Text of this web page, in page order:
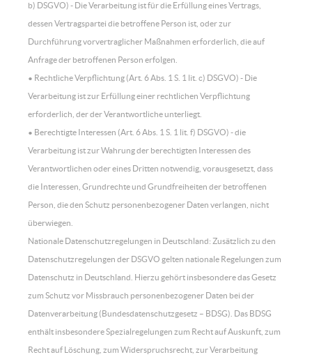
b) DSGVO) - Die Verarbeitung ist für die Erfüllung eines Vertrags,
dessen Vertragspartei die betroffene Person ist, oder zur
Durchführung vorvertraglicher Maßnahmen erforderlich, die auf
Anfrage der betroffenen Person erfolgen.
• Rechtliche Verpflichtung (Art. 6 Abs. 1 S. 1 lit. c) DSGVO) - Die
Verarbeitung ist zur Erfüllung einer rechtlichen Verpflichtung
erforderlich, der der Verantwortliche unterliegt.
• Berechtigte Interessen (Art. 6 Abs. 1 S. 1 lit. f) DSGVO) - die
Verarbeitung ist zur Wahrung der berechtigten Interessen des
Verantwortlichen oder eines Dritten notwendig, vorausgesetzt, dass
die Interessen, Grundrechte und Grundfreiheiten der betroffenen
Person, die den Schutz personenbezogener Daten verlangen, nicht
überwiegen.
Nationale Datenschutzregelungen in Deutschland: Zusätzlich zu den
Datenschutzregelungen der DSGVO gelten nationale Regelungen zum
Datenschutz in Deutschland. Hierzu gehört insbesondere das Gesetz
zum Schutz vor Missbrauch personenbezogener Daten bei der
Datenverarbeitung (Bundesdatenschutzgesetz – BDSG). Das BDSG
enthält insbesondere Spezialregelungen zum Recht auf Auskunft, zum
Recht auf Löschung, zum Widerspruchsrecht, zur Verarbeitung